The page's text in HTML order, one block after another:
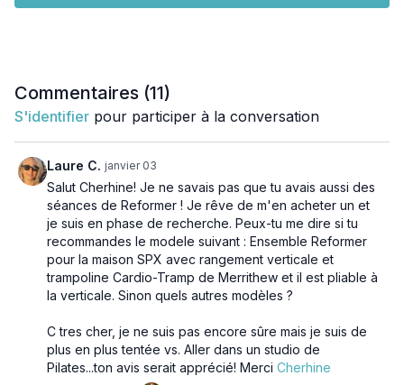
Commentaires (11)
S'identifier pour participer à la conversation
Laure C. janvier 03
Salut Cherhine! Je ne savais pas que tu avais aussi des
séances de Reformer ! Je rêve de m'en acheter un et
je suis en phase de recherche. Peux-tu me dire si tu
recommandes le modele suivant : Ensemble Reformer
pour la maison SPX avec rangement verticale et
trampoline Cardio-Tramp de Merrithew et il est pliable à
la verticale. Sinon quels autres modèles ?
C tres cher, je ne suis pas encore sûre mais je suis de
plus en plus tentée vs. Aller dans un studio de
Pilates...ton avis serait apprécié! Merci Cherhine